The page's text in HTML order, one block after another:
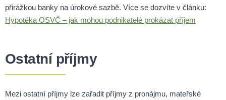
přirážkou banky na úrokové sazbě. Více se dozvíte v článku:
Hypotéka OSVČ – jak mohou podnikatelé prokázat příjem
Ostatní příjmy
Mezi ostatní příjmy lze zařadit příjmy z pronájmu, mateřské